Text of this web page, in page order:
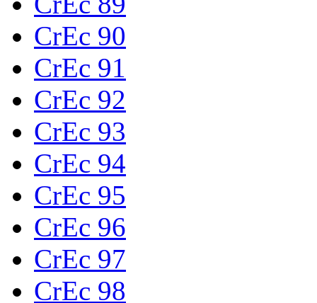
CrEc 90
CrEc 91
CrEc 92
CrEc 93
CrEc 94
CrEc 95
CrEc 96
CrEc 97
CrEc 98